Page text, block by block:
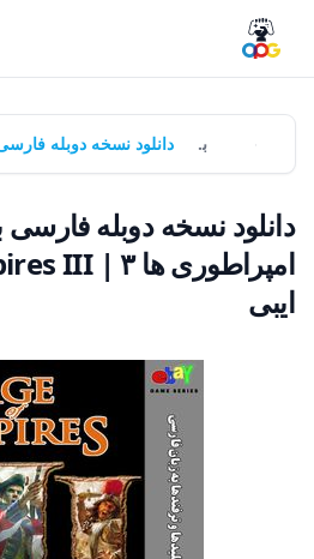
بازی‌ها
دانلود نسخه دوبله
ایبی